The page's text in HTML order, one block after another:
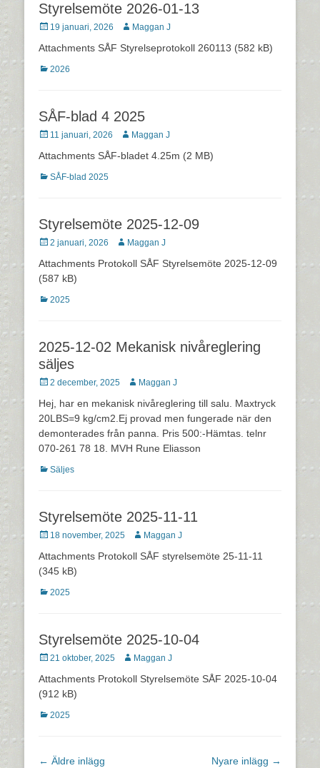
Styrelsemöte 2026-01-13
Postades
19 januari, 2026 Författare
Maggan J
Attachments SÅF Styrelseprotokoll 260113 (582 kB)
Kategorier
2026
SÅF-blad 4 2025
Postades
11 januari, 2026 Författare
Maggan J
Attachments SÅF-bladet 4.25m (2 MB)
Kategorier
SÅF-blad 2025
Styrelsemöte 2025-12-09
Postades
2 januari, 2026 Författare
Maggan J
Attachments Protokoll SÅF Styrelsemöte 2025-12-09
(587 kB)
Kategorier
2025
2025-12-02 Mekanisk nivåreglering
säljes
Postades
2 december, 2025 Författare
Maggan J
Hej, har en mekanisk nivåreglering till salu. Maxtryck
20LBS=9 kg/cm2.Ej provad men fungerade när den
demonterades från panna. Pris 500:-Hämtas. telnr
070-261 78 18. MVH Rune Eliasson
Kategorier
Säljes
Styrelsemöte 2025-11-11
Postades
18 november, 2025 Författare
Maggan J
Attachments Protokoll SÅF styrelsemöte 25-11-11
(345 kB)
Kategorier
2025
Styrelsemöte 2025-10-04
Postades
21 oktober, 2025 Författare
Maggan J
Attachments Protokoll Styrelsemöte SÅF 2025-10-04
(912 kB)
Kategorier
2025
Inläggsnavigering
← Äldre inlägg Nyare inlägg →